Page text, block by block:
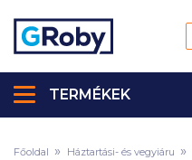
TERMÉKEK
Főoldal Háztartási- és vegyiáru